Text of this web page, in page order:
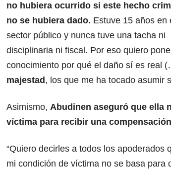
no hubiera ocurrido si este hecho
no se hubiera dado. Estuve 15 años en
sector público y nunca tuve una tacha ni
disciplinaria ni fiscal. Por eso quiero
conocimiento por qué el daño sí es real
majestad , los que me ha tocado asumir
Asimismo, Abudinen aseguró que ella
víctima para recibir una
“Quiero decirles a todos los apoderados
mi condición de víctima no se basa para